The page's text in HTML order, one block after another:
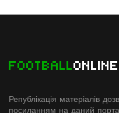
FOOTBALLONLINE
Републікація матеріалів
посиланням на даний